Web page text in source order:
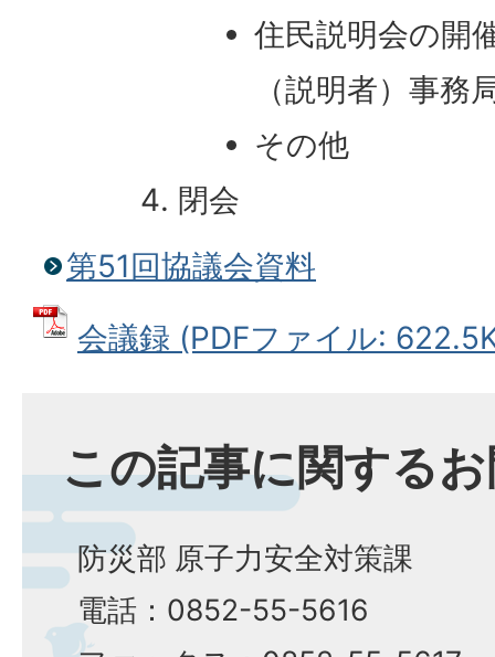
住民説明会の開
（説明者）事務
その他
閉会
第51回協議会資料
会議録 (PDFファイル:
この記事に関する
防災部 原子力安全対策課
電話：0852-55-5616